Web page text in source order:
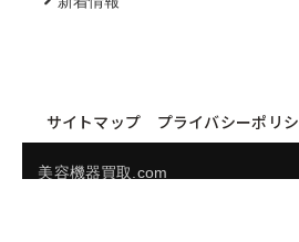
サイトマップ プライバシーポリ
美容機器買取.com